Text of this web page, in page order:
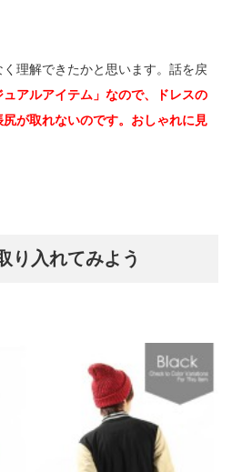
理解できたかと思います。話を戻
ュアルアイテム」なので、ドレスの
が取れないのです。おしゃれに見
り入れてみよう